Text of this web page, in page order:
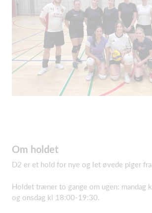
Om holdet
D2 er et hold for nye og let øvede piger
Holdet træner to gange om ugen: mandag
og onsdag kl 18:00-19:30.